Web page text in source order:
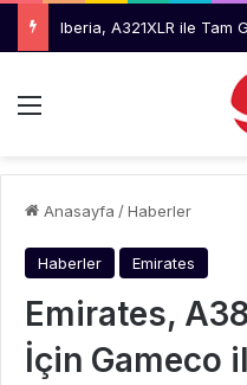
Iberia, A321XLR ile Tam
Menü
Anasayfa /Haberler
Haberler Emirates
Emirates,
İçin Gameco